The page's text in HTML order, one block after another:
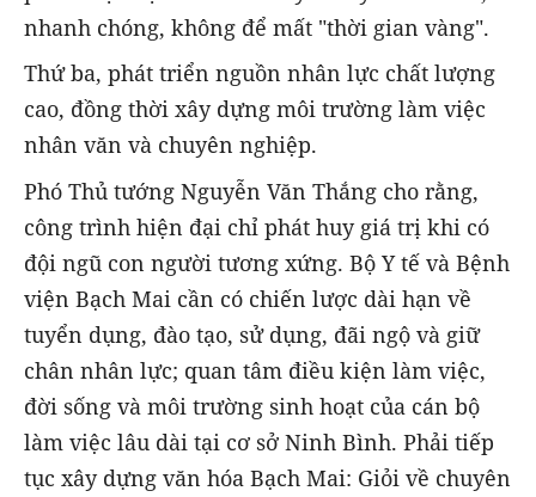
nhanh chóng, không để mất "thời gian vàng".
Thứ ba, phát triển nguồn nhân lực chất lượng
cao, đồng thời xây dựng môi trường làm việc
nhân văn và chuyên nghiệp.
Phó Thủ tướng Nguyễn Văn Thắng cho rằng,
công trình hiện đại chỉ phát huy giá trị khi có
đội ngũ con người tương xứng. Bộ Y tế và Bệnh
viện Bạch Mai cần có chiến lược dài hạn về
tuyển dụng, đào tạo, sử dụng, đãi ngộ và giữ
chân nhân lực; quan tâm điều kiện làm việc,
đời sống và môi trường sinh hoạt của cán bộ
làm việc lâu dài tại cơ sở Ninh Bình. Phải tiếp
tục xây dựng văn hóa Bạch Mai: Giỏi về chuyên